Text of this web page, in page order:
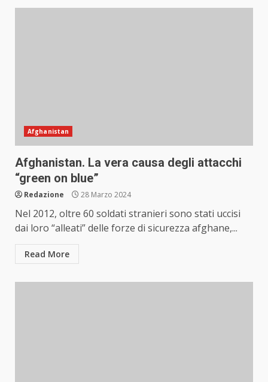
Afghanistan
Afghanistan. La vera causa degli attacchi
“green on blue”
Redazione 28 Marzo 2024
Nel 2012, oltre 60 soldati stranieri sono stati uccisi
dai loro “alleati” delle forze di sicurezza afghane,...
Read More